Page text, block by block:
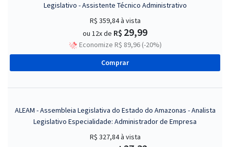
Legislativo - Assistente Técnico Administrativo
R$ 359,84à vista
ou 12x de R$ 29,99
Economize R$ 89,96 (-20%)
Comprar
ALEAM - Assembleia Legislativa do Estado do Amazonas - Analista
Legislativo Especialidade: Administrador de Empresa
R$ 327,84à vista